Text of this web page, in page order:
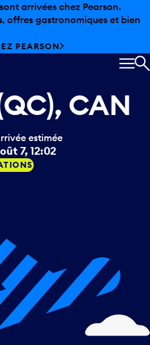
arrivées chez Pearson.
offres gastronomiques et bien
PEARSON
CAN
estimée
7, 12:02